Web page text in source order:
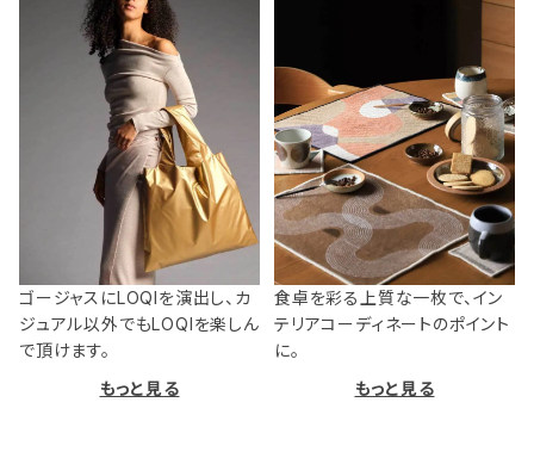
ゴージャスにLOQIを演出し、カ
ジュアル以外でもLOQIを楽しん
で頂けます。
もっと見る
食卓を彩る上質な一枚で、イン
テリアコーディネートのポイント
に。
もっと見る